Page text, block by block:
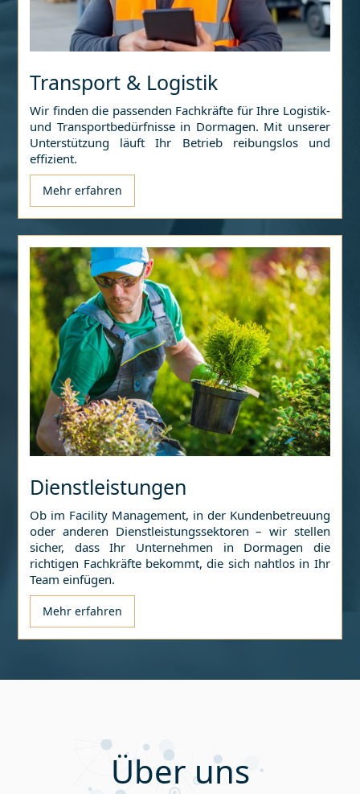
Transport & Logistik
Wir finden die passenden Fachkräfte für Ihre Logistik-
und Transportbedürfnisse in Dormagen. Mit unserer
Unterstützung läuft Ihr Betrieb reibungslos und
effizient.
Mehr erfahren
Dienstleistungen
Ob im Facility Management, in der Kundenbetreuung
oder anderen Dienstleistungssektoren – wir stellen
sicher, dass Ihr Unternehmen in Dormagen die
richtigen Fachkräfte bekommt, die sich nahtlos in Ihr
Team einfügen.
Mehr erfahren
Über uns